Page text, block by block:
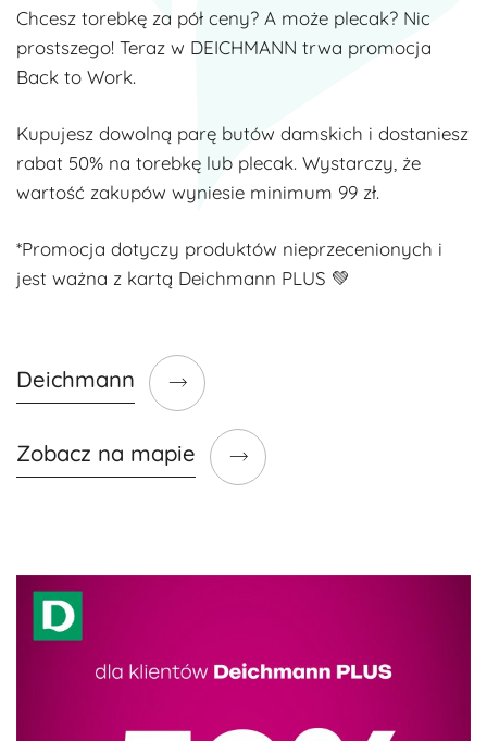
Chcesz torebkę za pół ceny? A może plecak? Nic
prostszego! Teraz w DEICHMANN trwa promocja
Back to Work.
Kupujesz dowolną parę butów damskich i dostaniesz
rabat 50% na torebkę lub plecak. Wystarczy, że
wartość zakupów wyniesie minimum 99 zł.
*Promocja dotyczy produktów nieprzecenionych i
jest ważna z kartą Deichmann PLUS 💚
Deichmann
Zobacz na mapie